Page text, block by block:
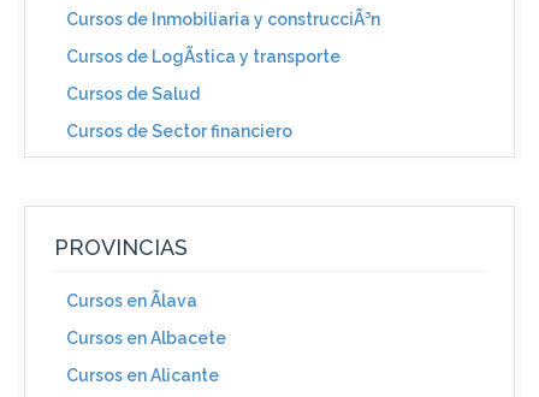
Cursos de Inmobiliaria y construcciÃ³n
Cursos de LogÃ­stica y transporte
Cursos de Salud
Cursos de Sector financiero
PROVINCIAS
Cursos en Ãlava
Cursos en Albacete
Cursos en Alicante